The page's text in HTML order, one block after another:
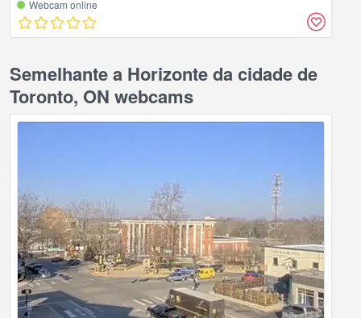
Webcam online
Semelhante a Horizonte da cidade de
Toronto, ON webcams